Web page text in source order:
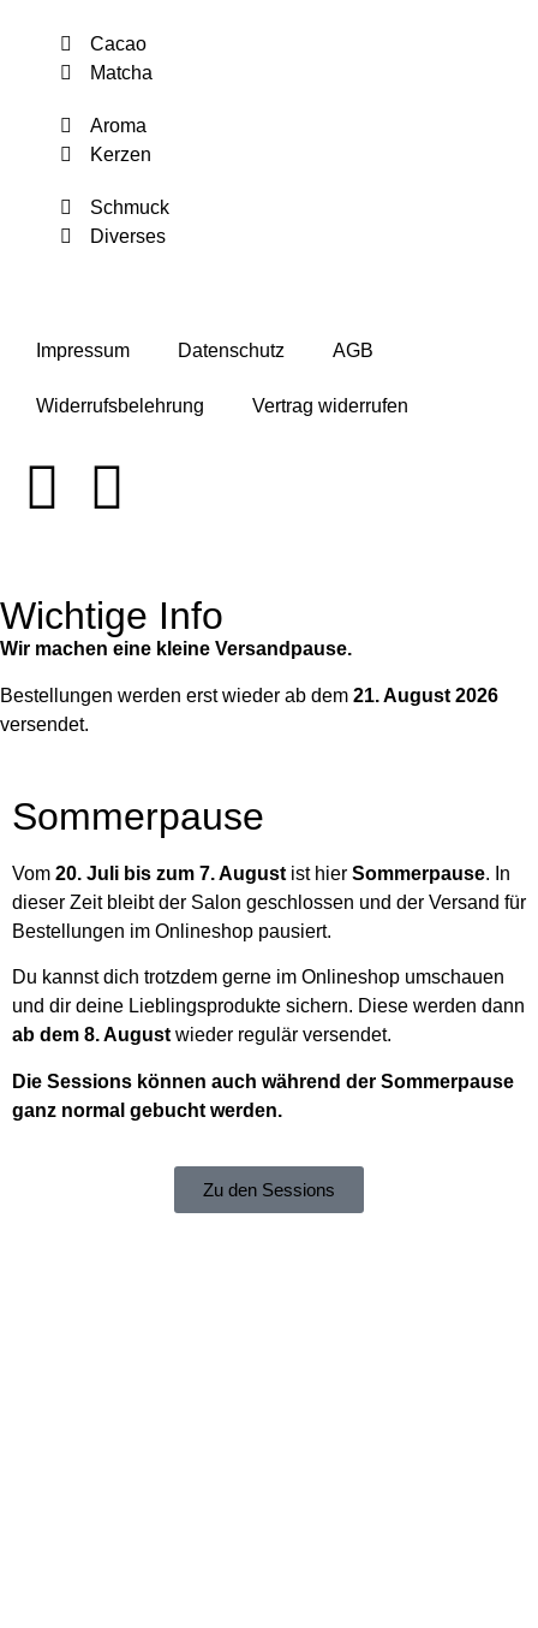
Cacao
Matcha
Aroma
Kerzen
Schmuck
Diverses
Impressum Datenschutz AGB
Widerrufsbelehrung Vertrag widerrufen
Wichtige Info
Wir machen eine kleine Versandpause.
Bestellungen werden erst wieder ab dem 21. August 2026
versendet.
Sommerpause
Vom 20. Juli bis zum 7. August ist hier Sommerpause. In
dieser Zeit bleibt der Salon geschlossen und der Versand für
Bestellungen im Onlineshop pausiert.
Du kannst dich trotzdem gerne im Onlineshop umschauen
und dir deine Lieblingsprodukte sichern. Diese werden dann
ab dem 8. Augustwieder regulär versendet.
Die Sessions können auch während der Sommerpause
ganz normal gebucht werden.
Zu den Sessions